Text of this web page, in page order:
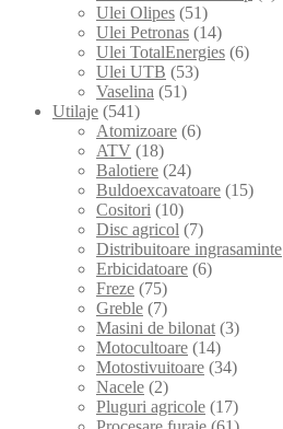
Ulei Olipes (51)
Ulei Petronas (14)
Ulei TotalEnergies (6)
Ulei UTB (53)
Vaselina (51)
Utilaje (541)
Atomizoare (6)
ATV (18)
Balotiere (24)
Buldoexcavatoare (15)
Cositori (10)
Disc agricol (7)
Distribuitoare ingrasaminte
Erbicidatoare (6)
Freze (75)
Greble (7)
Masini de bilonat (3)
Motocultoare (14)
Motostivuitoare (34)
Nacele (2)
Pluguri agricole (17)